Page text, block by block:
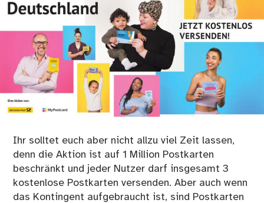
Ihr solltet euch aber nicht allzu viel Zeit lassen,
denn die Aktion ist auf 1 Million Postkarten
beschränkt und jeder Nutzer darf insgesamt 3
kostenlose Postkarten versenden. Aber auch wenn
das Kontingent aufgebraucht ist, sind Postkarten